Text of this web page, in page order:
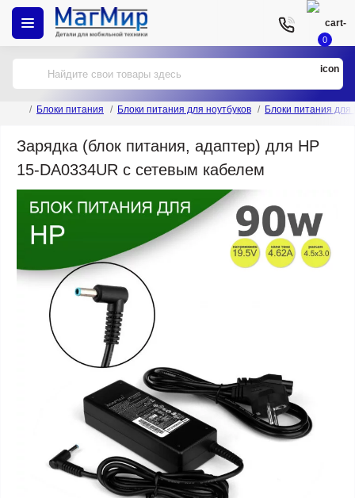
0
Блоки питания Блоки питания для ноутбуков Блоки питания для
Зарядка (блок питания, адаптер) для HP
15-DA0334UR с сетевым кабелем